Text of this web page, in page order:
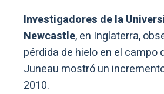
Investigadores de la
Newcastle, en Inglaterra,
pérdida de hielo en el campo
Juneau mostró un
2010.